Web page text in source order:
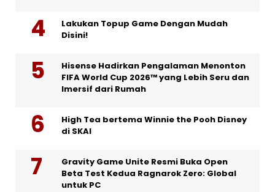
Lakukan Topup Game Dengan Mudah
Disini!
Hisense Hadirkan Pengalaman Menonton
FIFA World Cup 2026™ yang Lebih Seru dan
Imersif dari Rumah
High Tea bertema Winnie the Pooh Disney
di SKAI
Gravity Game Unite Resmi Buka Open
Beta Test Kedua Ragnarok Zero: Global
untuk PC